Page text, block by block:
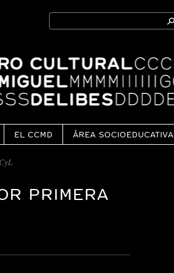
Search
for:
EL CCMD ÁREA SOCIOEDUCATIVA
PRIMERA